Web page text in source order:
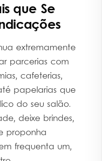
que Se
extremamente
parcerias com
cafeterias,
papelarias que
do seu salão.
deixe brindes,
proponha
frequenta um,